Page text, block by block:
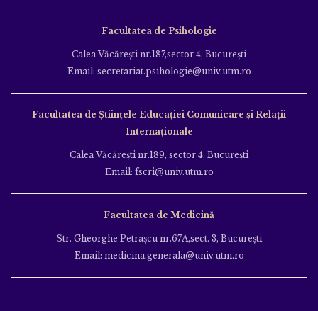
Facultatea de Psihologie
Calea Văcăreşti nr.187,sector 4, Bucureşti
Email: secretariat.psihologie@univ.utm.ro
Facultatea de Ştiinţele Educației Comunicare și Relații
Internaționale
Calea Văcăreşti nr.189, sector 4, Bucureşti
Email: fscri@univ.utm.ro
Facultatea de Medicină
Str. Gheorghe Petraşcu nr.67A,sect. 3, Bucureşti
Email: medicina.generala@univ.utm.ro